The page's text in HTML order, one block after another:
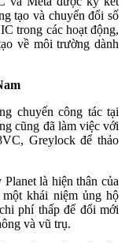
tạo và chuyển đổi số
trong các hoạt động,
về môi trường dành
chuyến công tác tại
cũng đã làm việc với
Greylock để thảo
là hiện thân của
khái niệm ủng hộ
phí thấp để đổi mới
và vũ trụ.